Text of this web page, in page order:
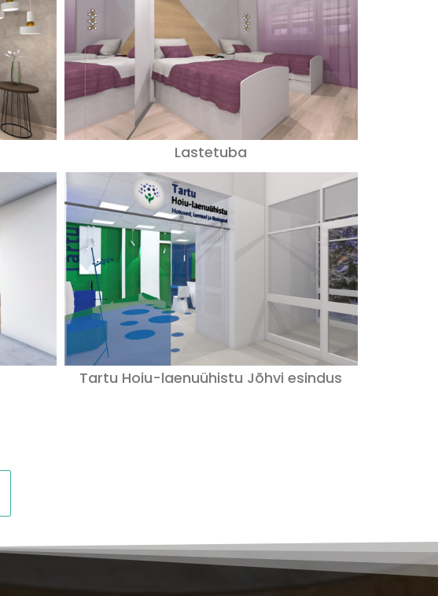
Lastetuba
Tartu Hoiu-laenuühistu Jõhvi esindus